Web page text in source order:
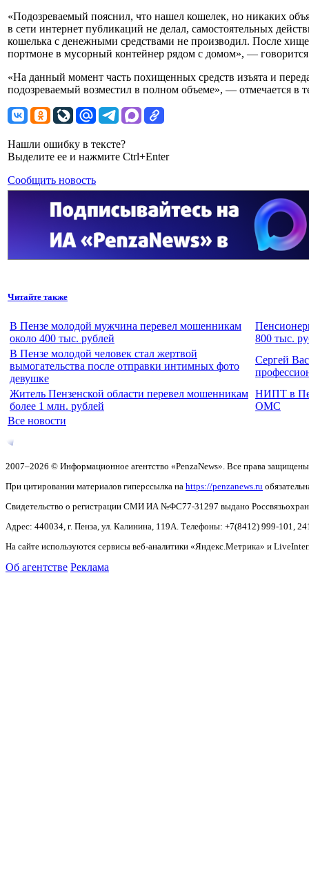
«Подозреваемый пояснил, что нашел кошелек, но никаких
в сети интернет публикаций не делал, самостоятельных
кошелька с денежными средствами не производил. После
портмоне в мусорный контейнер рядом с домом», — говорится
«На данный момент часть похищенных средств изъята и
подозреваемый возместил в полном объеме», — отмечается в
Нашли ошибку в тексте?
Выделите ее и нажмите Ctrl+Enter
Сообщить новость
Читайте также
В Пензе молодой мужчина перевел мошенникам
около 400 тыс. рублей
800 тыс.
В Пензе молодой человек стал жертвой
вымогательства после отправки интимных фото
девушке
Сергей
Житель Пензенской области перевел мошенникам
более 1 млн. рублей
НИПТ в
ОМС
Все новости
2007–2026 © Информационное агентство «PenzaNews». Все права
При цитировании материалов гиперссылка на https://penzanews.ru
Свидетельство о регистрации СМИ ИА №ФС77-31297 выдано
Адрес: 440034, г. Пенза, ул. Калинина, 119А. Телефоны: +7(8412) 999-101,
На сайте используются сервисы веб-аналитики «Яндекс.Метрика» и
Об агентстве Реклама